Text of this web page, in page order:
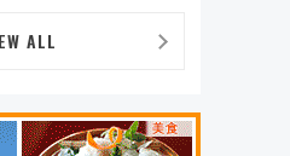
ALL